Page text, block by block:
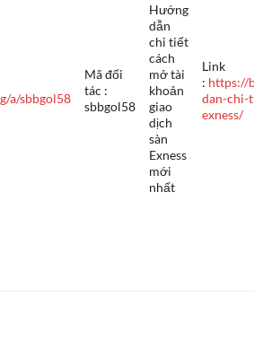
a/sbbgol58
Mã đối
tác :
sbbgol58
Hướng
dẫn
chi tiết
cách
mở tài
khoản
giao
dịch
sàn
Exness
mới
nhất
Link
: https://
dan-chi-
exness/